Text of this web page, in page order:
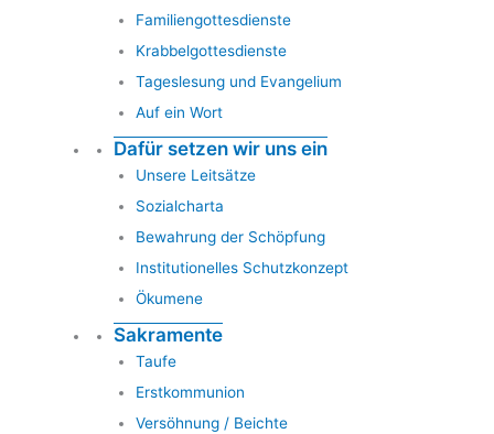
Familiengottesdienste
Krabbelgottesdienste
Tageslesung und Evangelium
Auf ein Wort
Dafür setzen wir uns ein
Unsere Leitsätze
Sozialcharta
Bewahrung der Schöpfung
Institutionelles Schutzkonzept
Ökumene
Sakramente
Taufe
Erstkommunion
Versöhnung / Beichte